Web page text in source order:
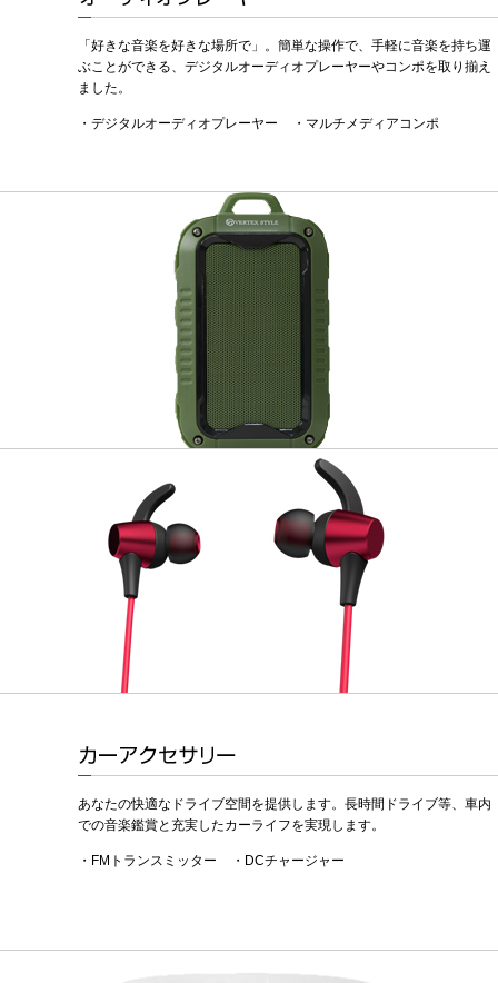
「好きな音楽を好きな場所で」。簡単な操作で、手軽に音楽を持ち運
ぶことができる、デジタルオーディオプレーヤーやコンポを取り揃え
ました。
・デジタルオーディオプレーヤー ・マルチメディアコンポ
あなたの快適なドライブ空間を提供します。長時間ドライブ等、車内
での音楽鑑賞と充実したカーライフを実現します。
・FMトランスミッター ・DCチャージャー